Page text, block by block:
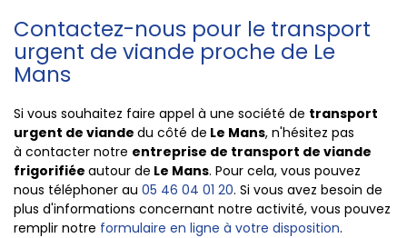
Contactez-nous pour le transport
urgent de viande proche de Le
Mans
Si vous souhaitez faire appel à une société de transport
urgent de viande du côté de Le Mans, n'hésitez pas
à contacter notre entreprise de transport de viande
frigorifiée autour de Le Mans. Pour cela, vous pouvez
nous téléphoner au 05 46 04 01 20. Si vous avez besoin de
plus d'informations concernant notre activité, vous pouvez
remplir notre formulaire en ligne à votre disposition.